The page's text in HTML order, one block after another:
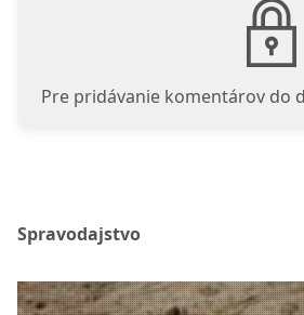
Pre pridávanie komentárov do
Spravodajstvo